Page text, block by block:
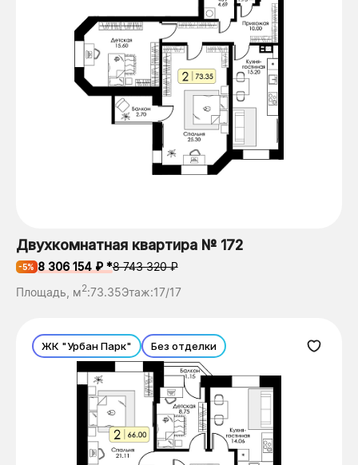
Двухкомнатная квартира № 172
-5% 8 306 154 ₽ *8 743 320 ₽
Площадь, м2:73.35Этаж:17/17
ЖК "Урбан Парк" Без отделки